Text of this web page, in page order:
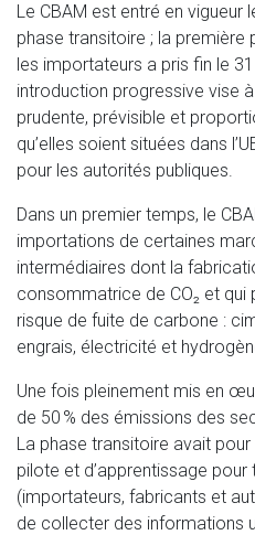
Le CBAM est entré en
phase transitoire ; la
les importateurs a pris fin le
introduction progressive vise
prudente, prévisible et
qu’elles soient situées dans
pour les autorités publiques.
Dans un premier temps, le
importations de certaines
intermédiaires dont la
consommatrice de CO₂ et qui
risque de fuite de carbone :
engrais, électricité et
Une fois pleinement mis en
de 50 % des émissions des
La phase transitoire avait
pilote et d’apprentissage
(importateurs, fabricants et
de collecter des informations